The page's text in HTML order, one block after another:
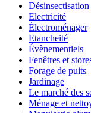
Electricité
Électroménager
Etancheité
Évènementiels
Fenêtres et
Forage de puits
Jardinage
Le marché des
Ménage et